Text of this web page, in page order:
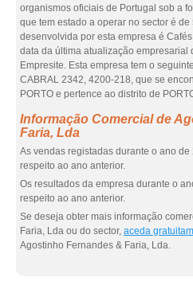
organismos oficiais de Portugal sob a
que tem estado a operar no sector é
desenvolvida por esta empresa é
data da última atualização empresarial
Empresite. Esta empresa tem o
CABRAL 2342, 4200-218, que se
PORTO e pertence ao distrito de
Informação Comercial de
Faria, Lda
As vendas registadas durante o ano
respeito ao ano anterior.
Os resultados da empresa durante o
respeito ao ano anterior.
Se deseja obter mais informação
Faria, Lda ou do sector, aceda
Agostinho Fernandes & Faria, Lda.